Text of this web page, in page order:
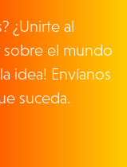
¿Unirte al
sobre el mundo
idea! Envíanos
suceda.